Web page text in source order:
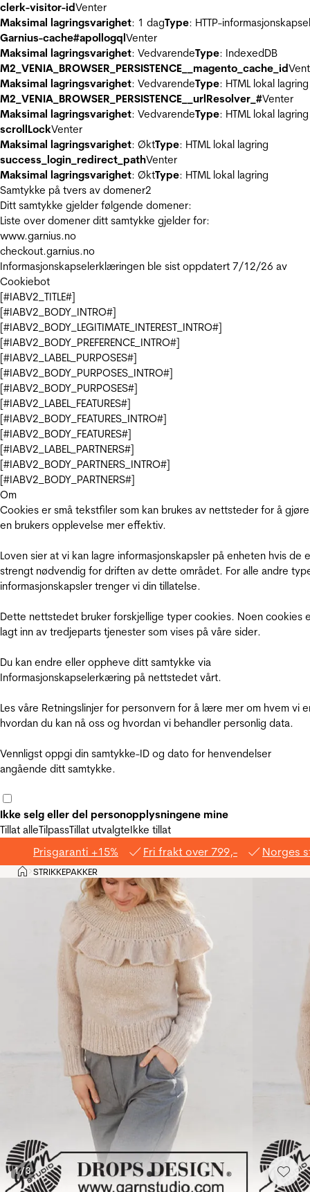
clerk-visitor-idVenter
Maksimal lagringsvarighet: 1 dagType: HTTP-informasjonskapsel
Garnius-cache#apollogqlVenter
Maksimal lagringsvarighet: VedvarendeType: IndexedDB
M2_VENIA_BROWSER_PERSISTENCE__magento_cache_id
Maksimal lagringsvarighet: VedvarendeType: HTML lokal lagring
M2_VENIA_BROWSER_PERSISTENCE__urlResolver_#Venter
Maksimal lagringsvarighet: VedvarendeType: HTML lokal lagring
scrollLockVenter
Maksimal lagringsvarighet: ØktType: HTML lokal lagring
success_login_redirect_pathVenter
Maksimal lagringsvarighet: ØktType: HTML lokal lagring
Samtykke på tvers av domener2
Ditt samtykke gjelder følgende domener:
Liste over domener ditt samtykke gjelder for:
www.garnius.no
checkout.garnius.no
Informasjonskapselerklæringen ble sist oppdatert 7/12/26 av
Cookiebot
[#IABV2_TITLE#]
[#IABV2_BODY_INTRO#]
[#IABV2_BODY_LEGITIMATE_INTEREST_INTRO#]
[#IABV2_BODY_PREFERENCE_INTRO#]
[#IABV2_LABEL_PURPOSES#]
[#IABV2_BODY_PURPOSES_INTRO#]
[#IABV2_BODY_PURPOSES#]
[#IABV2_LABEL_FEATURES#]
[#IABV2_BODY_FEATURES_INTRO#]
[#IABV2_BODY_FEATURES#]
[#IABV2_LABEL_PARTNERS#]
[#IABV2_BODY_PARTNERS_INTRO#]
[#IABV2_BODY_PARTNERS#]
Om
Cookies er små tekstfiler som kan brukes av nettsteder for å gjøre
en brukers opplevelse mer effektiv.
Loven sier at vi kan lagre informasjonskapsler på enheten hvis de
strengt nødvendig for driften av dette området. For alle andre
informasjonskapsler trenger vi din tillatelse.
Dette nettstedet bruker forskjellige typer cookies. Noen cookies
lagt inn av tredjeparts tjenester som vises på våre sider.
Du kan endre eller oppheve ditt samtykke via
Informasjonskapselerkæring på nettstedet vårt.
Les våre Retningslinjer for personvern for å lære mer om hvem vi
hvordan du kan nå oss og hvordan vi behandler personlig data.
Vennligst oppgi din samtykke-ID og dato for henvendelser
angående ditt samtykke.
Ikke selg eller del personopplysningene mine
Tillat alleTilpassTillat utvalgteIkke tillat
Prisgaranti +15% Fri frakt over 799,- Norges
Hjem
>STRIKKEPAKKER
1/3